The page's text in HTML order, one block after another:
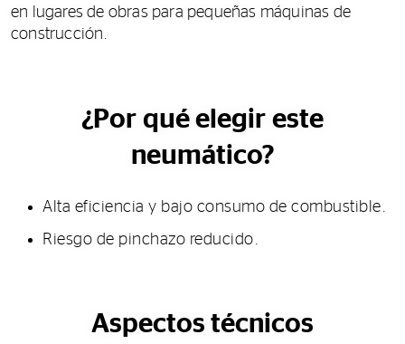
en lugares de obras para pequeñas máquinas de
construcción.
¿Por qué elegir este
neumático?
Alta eficiencia y bajo consumo de combustible.
Riesgo de pinchazo reducido.
Aspectos técnicos